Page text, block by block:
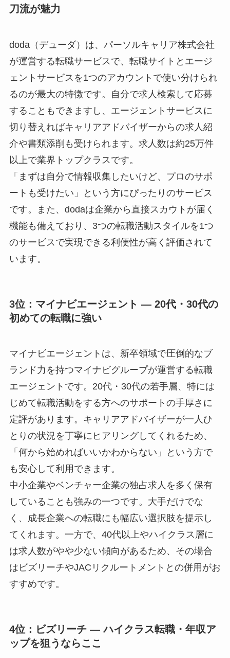
刀流が魅力
doda（デューダ）は、パーソルキャリア株式会社
が運営する転職サービスで、転職サイトとエージ
ェントサービスを1つのアカウントで使い分けられ
るのが最大の特徴です。自分で求人検索して応募
することもできますし、エージェントサービスに
切り替えればキャリアアドバイザーからの求人紹
介や書類添削も受けられます。求人数は約25万件
以上で業界トップクラスです。
「まずは自分で情報収集したいけど、プロのサポ
ートも受けたい」という方にぴったりのサービス
です。また、dodaは企業から直接スカウトが届く
機能も備えており、3つの転職活動スタイルを1つ
のサービスで実現できる利便性が高く評価されて
います。
3位：マイナビエージェント ― 20代・30代の
初めての転職に強い
マイナビエージェントは、新卒領域で圧倒的なブ
ランド力を持つマイナビグループが運営する転職
エージェントです。20代・30代の若手層、特には
じめて転職活動をする方へのサポートの手厚さに
定評があります。キャリアアドバイザーが一人ひ
とりの状況を丁寧にヒアリングしてくれるため、
「何から始めればいいかわからない」という方で
も安心して利用できます。
中小企業やベンチャー企業の独占求人を多く保有
していることも強みの一つです。大手だけでな
く、成長企業への転職にも幅広い選択肢を提示し
てくれます。一方で、40代以上やハイクラス層に
は求人数がやや少ない傾向があるため、その場合
はビズリーチやJACリクルートメントとの併用がお
すすめです。
4位：ビズリーチ ― ハイクラス転職・年収ア
ップを狙うならここ